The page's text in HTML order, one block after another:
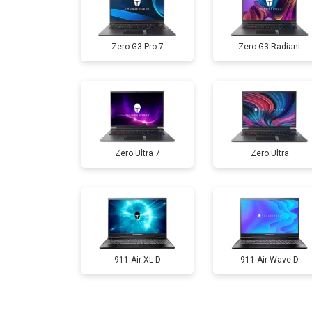
Ремонт мультиконтроллера
Замена жесткого диска HDD/SSD
Замена разъема HDMI
Замена тачпада
Замена клавиатуры
Замена аккумулятора
Zero G3 Pro 7 Zero G3 Radiant
Zero Ultra 7 Zero Ultra
911 Air XL D 911 Air Wave D